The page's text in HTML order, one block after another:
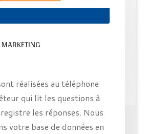
réalisées au téléphone
qui lit les questions à
les réponses. Nous
votre base de données en